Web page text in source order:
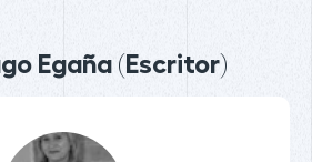
Egaña (Escritor)